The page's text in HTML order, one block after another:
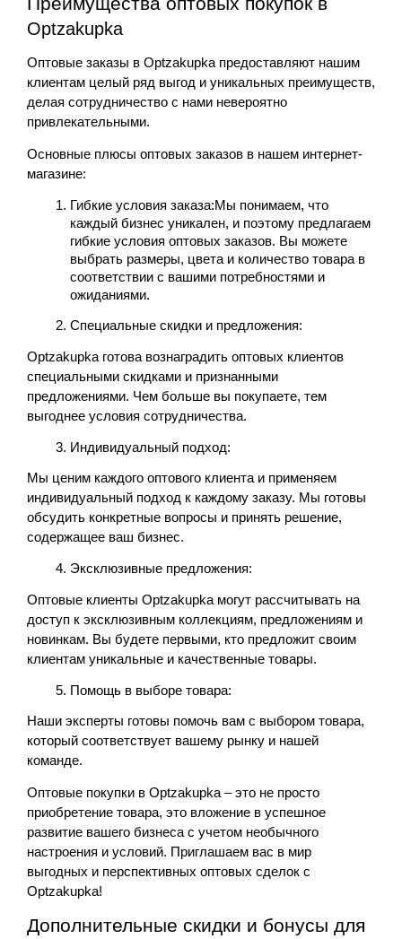
Optzakupka
Оптовые заказы в Optzakupka предоставляют нашим
клиентам целый ряд выгод и уникальных преимуществ,
делая сотрудничество с нами невероятно
привлекательными.
Основные плюсы оптовых заказов в нашем интернет-
магазине:
Гибкие условия заказа:Мы понимаем, что
каждый бизнес уникален, и поэтому предлагаем
гибкие условия оптовых заказов. Вы можете
выбрать размеры, цвета и количество товара в
соответствии с вашими потребностями и
ожиданиями.
Специальные скидки и предложения:
Optzakupka готова вознаградить оптовых клиентов
специальными скидками и признанными
предложениями. Чем больше вы покупаете, тем
выгоднее условия сотрудничества.
Индивидуальный подход:
Мы ценим каждого оптового клиента и применяем
индивидуальный подход к каждому заказу. Мы готовы
обсудить конкретные вопросы и принять решение,
содержащее ваш бизнес.
Эксклюзивные предложения:
Оптовые клиенты Optzakupka могут рассчитывать на
доступ к эксклюзивным коллекциям, предложениям и
новинкам. Вы будете первыми, кто предложит своим
клиентам уникальные и качественные товары.
Помощь в выборе товара:
Наши эксперты готовы помочь вам с выбором товара,
который соответствует вашему рынку и нашей
команде.
Оптовые покупки в Optzakupka – это не просто
приобретение товара, это вложение в успешное
развитие вашего бизнеса с учетом необычного
настроения и условий. Приглашаем вас в мир
выгодных и перспективных оптовых сделок с
Optzakupka!
Дополнительные скидки и бонусы для